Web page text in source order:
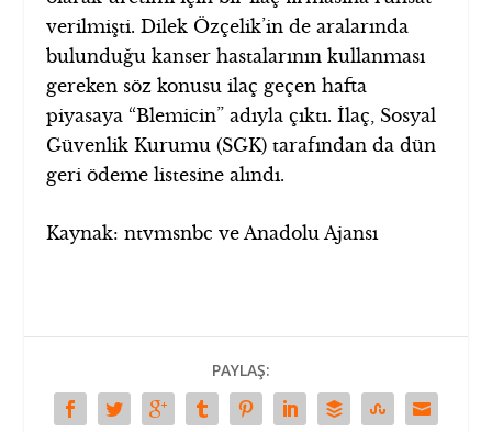
verilmişti. Dilek Özçelik’in de aralarında
bulunduğu kanser hastalarının kullanması
gereken söz konusu ilaç geçen hafta
piyasaya “Blemicin” adıyla çıktı. İlaç, Sosyal
Güvenlik Kurumu (SGK) tarafından da dün
geri ödeme listesine alındı.
Kaynak: ntvmsnbc ve Anadolu Ajansı
PAYLAŞ: